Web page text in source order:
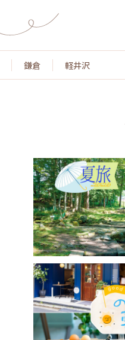
鎌倉 軽井沢
名所・旧跡 温泉・スパ